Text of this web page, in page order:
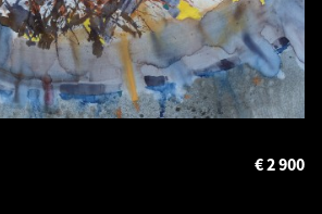
2 900
€